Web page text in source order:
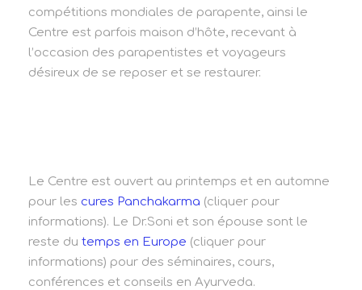
compétitions mondiales de parapente, ainsi le
Centre est parfois maison d’hôte, recevant à
l’occasion des parapentistes et voyageurs
désireux de se reposer et se restaurer.
Le Centre est ouvert au printemps et en automne
pour les cures Panchakarma (cliquer pour
informations). Le Dr.Soni et son épouse sont le
reste du temps en Europe (cliquer pour
informations) pour des séminaires, cours,
conférences et conseils en Ayurveda.